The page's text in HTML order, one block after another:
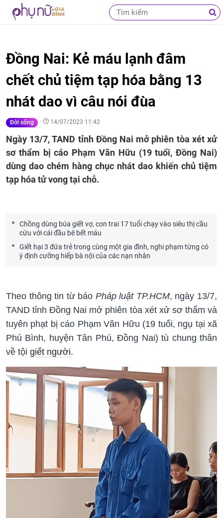
Đồng Nai: Kẻ máu lạnh đâm
chết chủ tiệm tạp hóa bằng 13
nhát dao vì câu nói đùa
Đời sống 14/07/2023 11:42
Ngày 13/7, TAND tỉnh Đồng Nai mở phiên tòa xét xử
sơ thẩm bị cáo Phạm Văn Hữu (19 tuổi, Đồng Nai)
dùng dao chém hàng chục nhát dao khiến chủ tiệm
tạp hóa tử vong tại chỗ.
Chồng dùng búa giết vợ, con trai 17 tuổi chạy vào siêu thị cầu
cứu với cái đầu bê bết máu
Giết hại 3 đứa trẻ trong cùng một gia đình, nghi phạm từng có
ý định cưỡng hiếp bà nội của các nạn nhân
Theo thông tin từ báo Pháp luật TP.HCM, ngày 13/7,
TAND tỉnh Đồng Nai mở phiên tòa xét xử sơ thẩm và
tuyên phạt bị cáo Phạm Văn Hữu (19 tuổi, ngụ tại xã
Phú Bình, huyện Tân Phú, Đồng Nai) tù chung thân
về tội giết người.